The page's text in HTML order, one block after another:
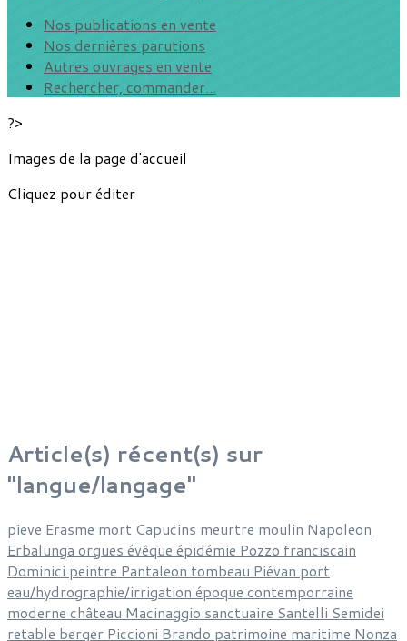
Nos publications en vente
Nos dernières parutions
Autres ouvrages en vente
Rechercher, commander...
?>
Images de la page d'accueil
Cliquez pour éditer
Article(s) récent(s) sur
"langue/langage"
pieve Erasme mort Capucins meurtre moulin Napoleon
Erbalunga orgues évêque épidémie Pozzo franciscain
Dominici peintre Pantaleon tombeau Piévan port
eau/hydrographie/irrigation époque contemporraine
moderne château Macinaggio sanctuaire Santelli Semidei
retable berger Piccioni Brando patrimoine maritime Nonza